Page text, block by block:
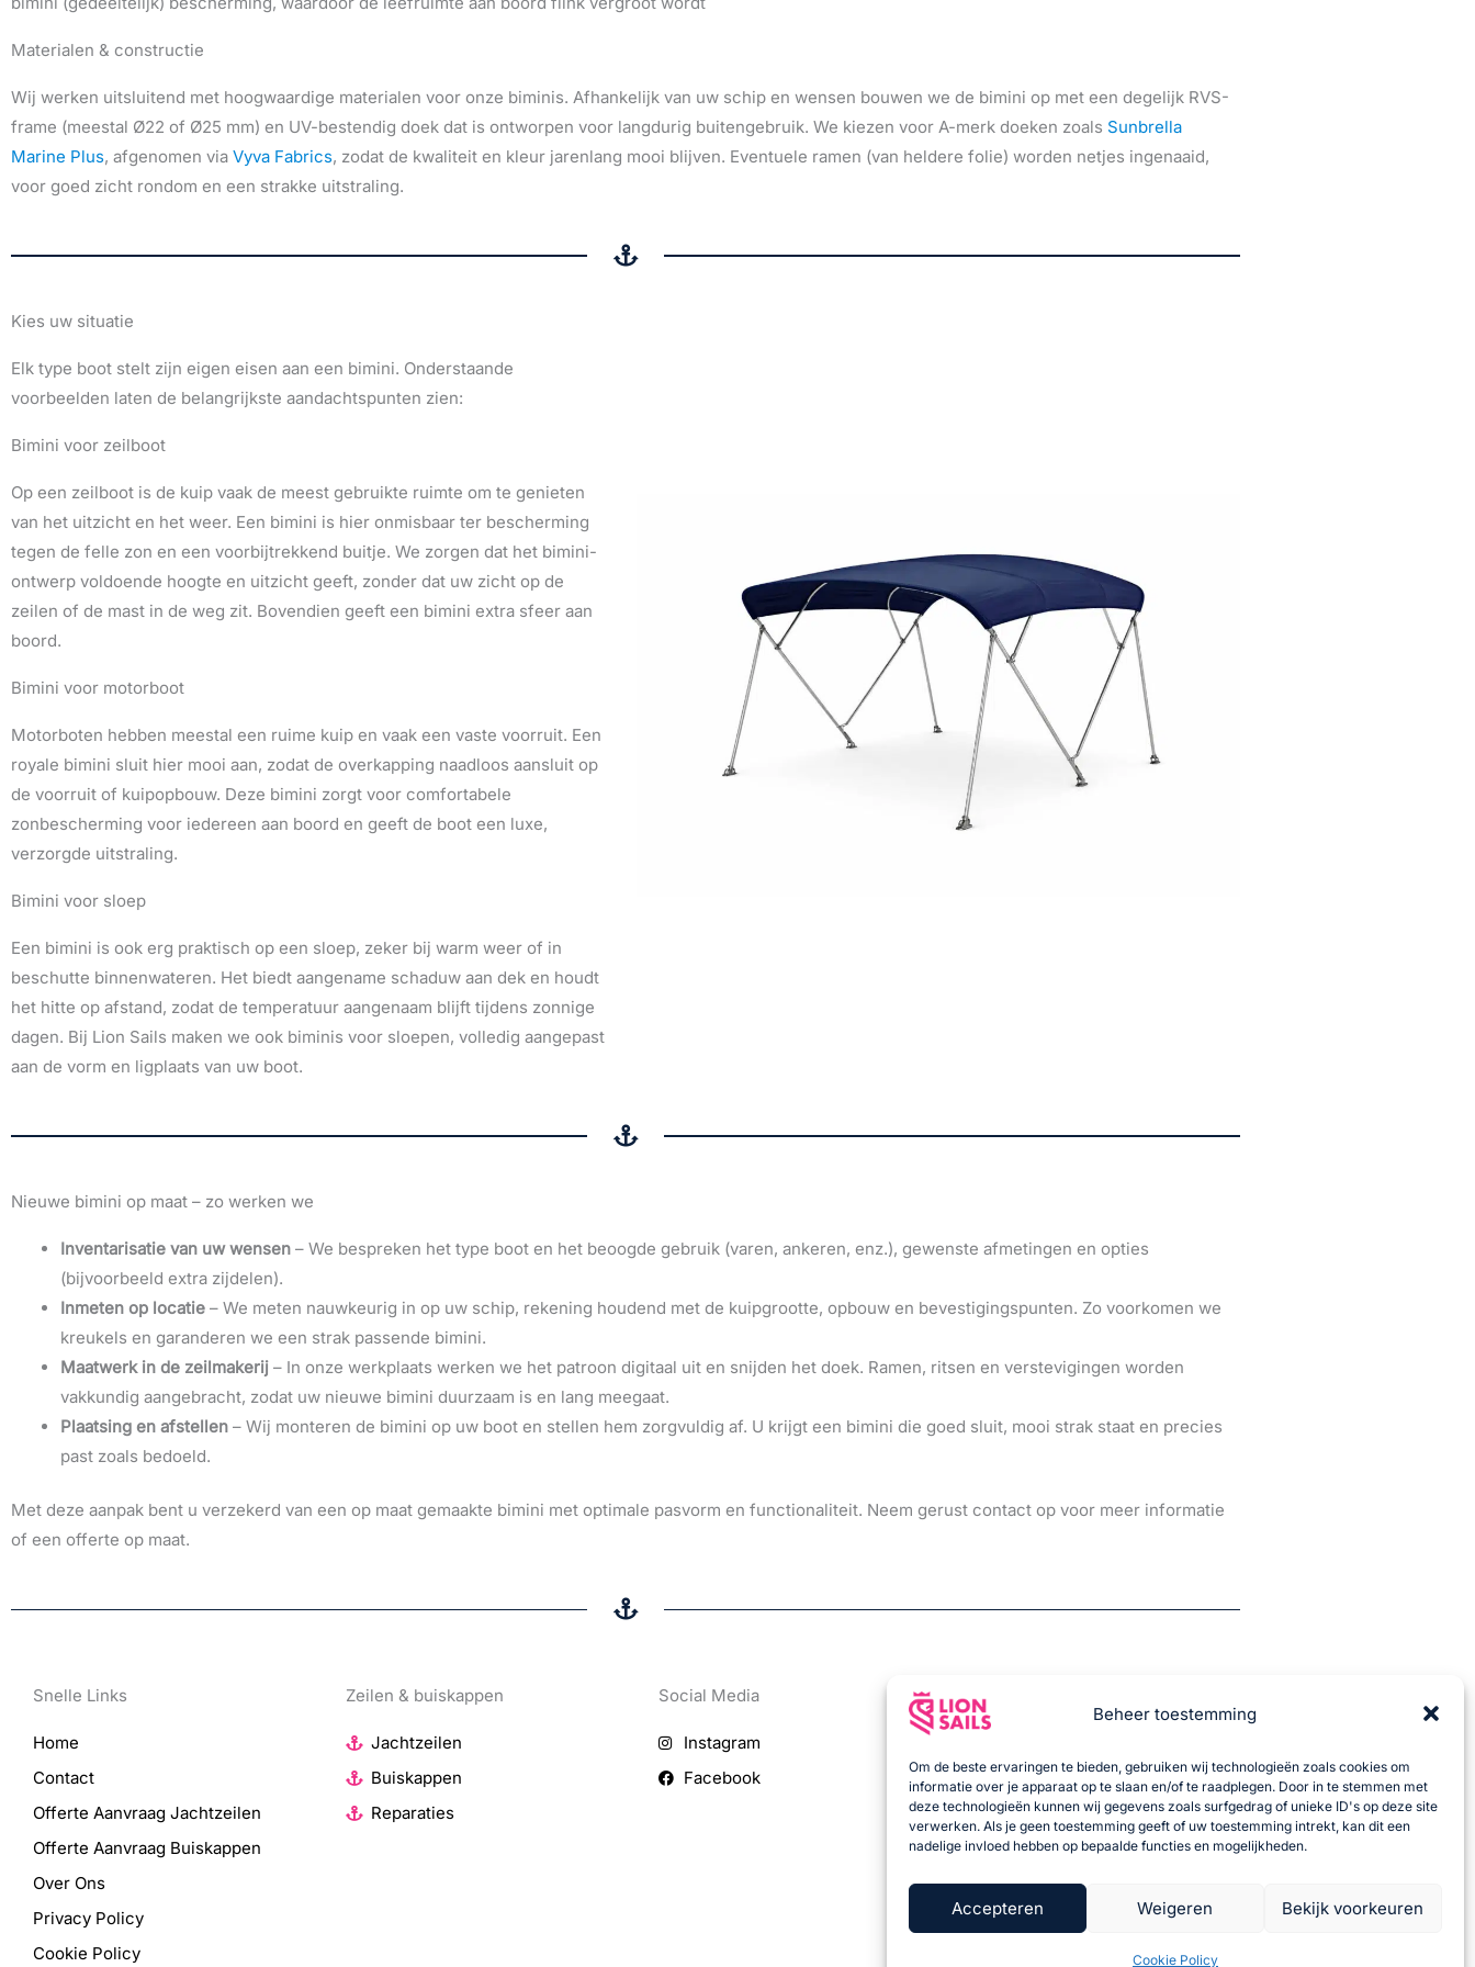
Beheer toestemming
Om de beste ervaringen te bieden, gebruiken wij technologieën zoals cookies om
informatie over je apparaat op te slaan en/of te raadplegen. Door in te stemmen met
deze technologieën kunnen wij gegevens zoals surfgedrag of unieke ID's op deze site
verwerken. Als je geen toestemming geeft of uw toestemming intrekt, kan dit een
nadelige invloed hebben op bepaalde functies en mogelijkheden.
Accepteren Weigeren Bekijk voorkeuren
Cookie Policy
Materialen & constructie
Wij werken uitsluitend met hoogwaardige materialen voor onze biminis. Afhankelijk van uw schip en wensen bouwen we de bimini op met een degelijk RVS-
frame (meestal Ø22 of Ø25 mm) en UV-bestendig doek dat is ontworpen voor langdurig buitengebruik. We kiezen voor A-merk doeken zoals Sunbrella
Marine Plus, afgenomen via Vyva Fabrics, zodat de kwaliteit en kleur jarenlang mooi blijven. Eventuele ramen (van heldere folie) worden netjes ingenaaid,
voor goed zicht rondom en een strakke uitstraling.
Kies uw situatie
Elk type boot stelt zijn eigen eisen aan een bimini. Onderstaande
voorbeelden laten de belangrijkste aandachtspunten zien:
Bimini voor zeilboot
Op een zeilboot is de kuip vaak de meest gebruikte ruimte om te genieten
van het uitzicht en het weer. Een bimini is hier onmisbaar ter bescherming
tegen de felle zon en een voorbijtrekkend buitje. We zorgen dat het bimini-
ontwerp voldoende hoogte en uitzicht geeft, zonder dat uw zicht op de
zeilen of de mast in de weg zit. Bovendien geeft een bimini extra sfeer aan
boord.
Bimini voor motorboot
Motorboten hebben meestal een ruime kuip en vaak een vaste voorruit. Een
royale bimini sluit hier mooi aan, zodat de overkapping naadloos aansluit op
de voorruit of kuipopbouw. Deze bimini zorgt voor comfortabele
zonbescherming voor iedereen aan boord en geeft de boot een luxe,
verzorgde uitstraling.
Bimini voor sloep
Een bimini is ook erg praktisch op een sloep, zeker bij warm weer of in
beschutte binnenwateren. Het biedt aangename schaduw aan dek en houdt
het hitte op afstand, zodat de temperatuur aangenaam blijft tijdens zonnige
dagen. Bij Lion Sails maken we ook biminis voor sloepen, volledig aangepast
aan de vorm en ligplaats van uw boot.
Nieuwe bimini op maat – zo werken we
Inventarisatie van uw wensen – We bespreken het type boot en het beoogde gebruik (varen, ankeren, enz.), gewenste afmetingen en opties
(bijvoorbeeld extra zijdelen).
Inmeten op locatie – We meten nauwkeurig in op uw schip, rekening houdend met de kuipgrootte, opbouw en bevestigingspunten. Zo voorkomen we
kreukels en garanderen we een strak passende bimini.
Maatwerk in de zeilmakerij – In onze werkplaats werken we het patroon digitaal uit en snijden het doek. Ramen, ritsen en verstevigingen worden
vakkundig aangebracht, zodat uw nieuwe bimini duurzaam is en lang meegaat.
Plaatsing en afstellen – Wij monteren de bimini op uw boot en stellen hem zorgvuldig af. U krijgt een bimini die goed sluit, mooi strak staat en precies
past zoals bedoeld.
Met deze aanpak bent u verzekerd van een op maat gemaakte bimini met optimale pasvorm en functionaliteit. Neem gerust contact op voor meer informatie
of een offerte op maat.
Snelle Links
Home
Contact
Offerte Aanvraag Jachtzeilen
Offerte Aanvraag Buiskappen
Over Ons
Privacy Policy
Cookie Policy
Zeilen & buiskappen
Jachtzeilen
Buiskappen
Reparaties
Social Media
Instagram
Facebook